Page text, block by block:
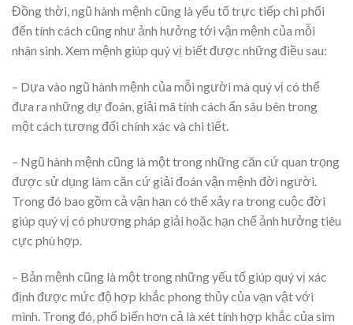
Đồng thời, ngũ hành mệnh cũng là yếu tố trực tiếp chi phối
đến tính cách cũng như ảnh hưởng tới vận mệnh của mỗi
nhân sinh. Xem mệnh giúp quý vị biết được những điều sau:
– Dựa vào ngũ hành mệnh của mỗi người mà quý vị có thể
đưa ra những dự đoán, giải mã tính cách ẩn sâu bên trong
một cách tương đối chính xác và chi tiết.
– Ngũ hành mệnh cũng là một trong những căn cứ quan trọng
được sử dụng làm căn cứ giải đoán vận mệnh đời người.
Trong đó bao gồm cả vận hạn có thể xảy ra trong cuộc đời
giúp quý vị có phương pháp giải hoặc hạn chế ảnh hưởng tiêu
cực phù hợp.
– Bản mệnh cũng là một trong những yếu tố giúp quý vị xác
định được mức độ hợp khắc phong thủy của vạn vật với
mình. Trong đó, phổ biến hơn cả là xét tính hợp khắc của sim